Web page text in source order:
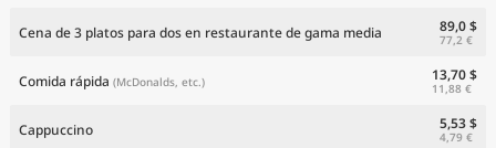
Cena de 3 platos para dos en restaurante de gama media 89,0 $
77,2 €
Comida rápida (McDonalds, etc.) 13,70 $
11,88 €
Cappuccino 5,53 $
4,79 €